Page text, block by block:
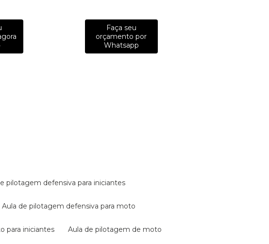
Faça seu
orçamento por
Whatsapp
pilotagem defensiva para iniciantes
aula de pilotagem defensiva para moto
para iniciantes aula de pilotagem de moto